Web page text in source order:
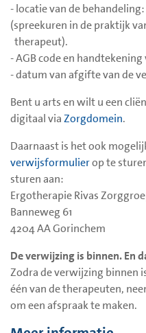
- locatie van de
(spreekuren in de praktijk
therapeut).
- AGB code en handtekening
- datum van afgifte van de
Bent u arts en wilt u een
digitaal viaZorgdomein.
Daarnaast is het ook
verwijsformulierop te
sturen aan:
Ergotherapie Rivas
Banneweg 61
4204 AA Gorinchem
De verwijzing is binnen. En
Zodra de verwijzing binnen
één van de therapeuten,
om een afspraak te maken.